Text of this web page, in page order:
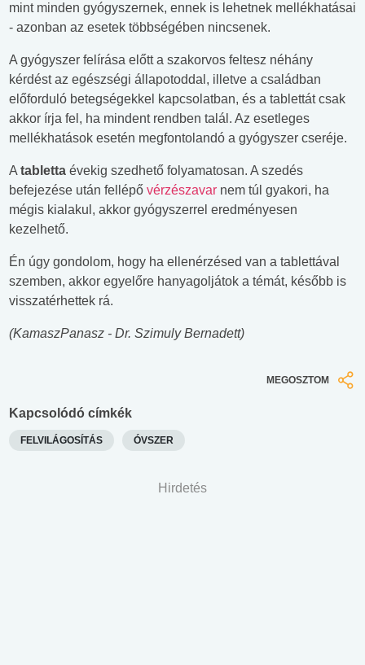
mint minden gyógyszernek, ennek is lehetnek mellékhatásai
- azonban az esetek többségében nincsenek.
A gyógyszer felírása előtt a szakorvos feltesz néhány
kérdést az egészségi állapotoddal, illetve a családban
előforduló betegségekkel kapcsolatban, és a tablettát csak
akkor írja fel, ha mindent rendben talál. Az esetleges
mellékhatások esetén megfontolandó a gyógyszer cseréje.
A tabletta évekig szedhető folyamatosan. A szedés
befejezése után fellépő vérzészavar nem túl gyakori, ha
mégis kialakul, akkor gyógyszerrel eredményesen
kezelhető.
Én úgy gondolom, hogy ha ellenérzésed van a tablettával
szemben, akkor egyelőre hanyagoljátok a témát, később is
visszatérhettek rá.
(KamaszPanasz - Dr. Szimuly Bernadett)
MEGOSZTOM
Kapcsolódó címkék
FELVILÁGOSÍTÁS ÓVSZER
Hirdetés